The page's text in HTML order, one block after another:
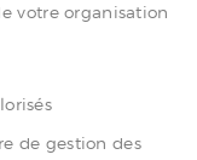
votre organisation
de gestion des